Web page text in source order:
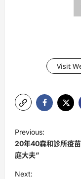
Visit
o
s
t
Previous:
20年40森和診所疫
庭大夫”
Next: